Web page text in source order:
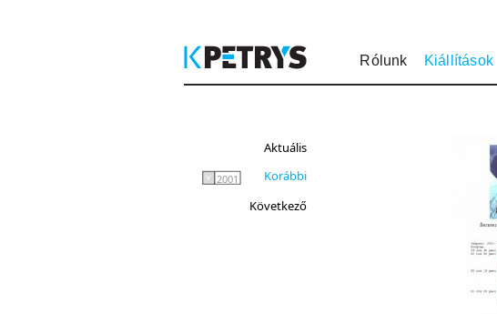
Rólunk Kiállítások
Aktuális
2001
Korábbi
Következő